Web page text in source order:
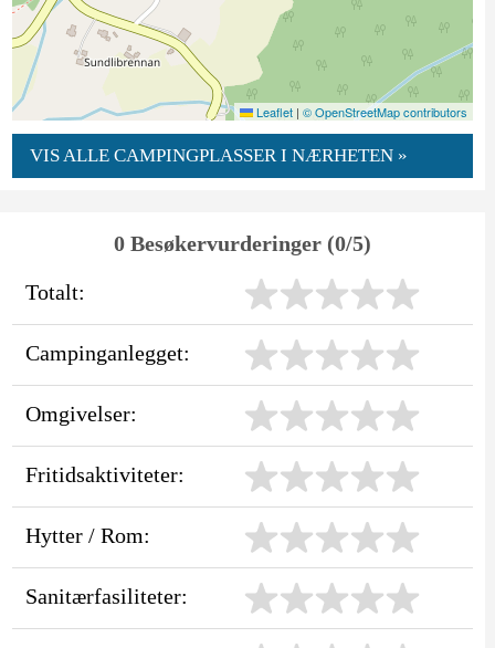
Leaflet | © OpenStreetMap contributors
VIS ALLE CAMPINGPLASSER I NÆRHETEN »
0 Besøkervurderinger (0/5)
Totalt:
Campinganlegget:
Omgivelser:
Fritidsaktiviteter:
Hytter / Rom:
Sanitærfasiliteter: